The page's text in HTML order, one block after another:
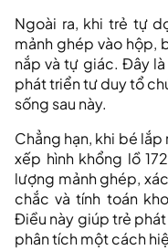
Ngoài ra, khi trẻ tự
mảnh ghép vào hộp,
nắp và tự giác. Đây
phát triển tư duy tổ
sống sau này.
Chẳng hạn, khi bé
xếp hình khổng lồ
lượng mảnh ghép,
chắc và tính toán
Điều này giúp trẻ
phân tích một cách